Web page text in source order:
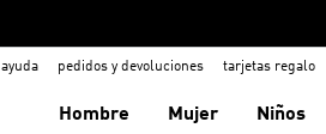
ayuda pedidos y devoluciones tarjetas regalo
Hombre Mujer Niños